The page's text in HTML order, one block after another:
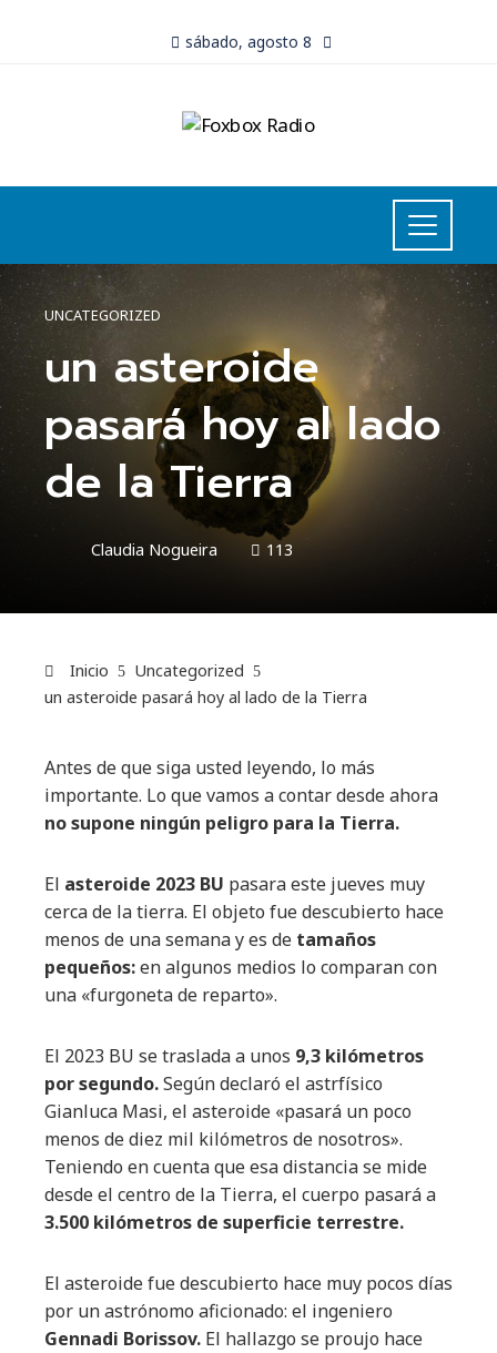
sábado, agosto 8
UNCATEGORIZED
un asteroide
pasará hoy al lado
de la Tierra
Claudia Nogueira 113
Inicio
Uncategorized
un asteroide pasará hoy al lado de la Tierra
Antes de que siga usted leyendo, lo más
importante. Lo que vamos a contar desde ahora
no supone ningún peligro para la Tierra.
El asteroide 2023 BU pasara este jueves muy
cerca de la tierra. El objeto fue descubierto hace
menos de una semana y es de tamaños
pequeños:en algunos medios lo comparan con
una «furgoneta de reparto».
El 2023 BU se traslada a unos 9,3 kilómetros
por segundo.Según declaró el astrfísico
Gianluca Masi, el asteroide «pasará un poco
menos de diez mil kilómetros de nosotros».
Teniendo en cuenta que esa distancia se mide
desde el centro de la Tierra, el cuerpo pasará a
3.500 kilómetros de superficie terrestre.
El asteroide fue descubierto hace muy pocos días
por un astrónomo aficionado: el ingeniero
Gennadi Borissov. El hallazgo se proujo hace